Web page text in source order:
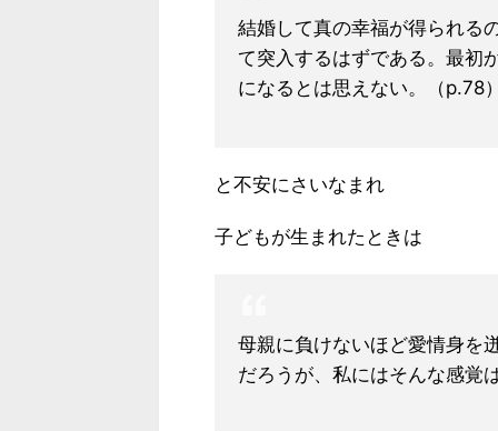
結婚して真の幸福が得られる
て突入するはずである。最初
になるとは思えない。（p.78
と不安にさいなまれ
子どもが生まれたときは
母親に負けないほど愛情身を
だろうが、私にはそんな感覚